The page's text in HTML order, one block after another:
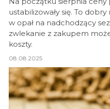
ustabilizowały się. To
w opał na nadchodzący
zwlekanie z zakupem
koszty.
08.08.2025